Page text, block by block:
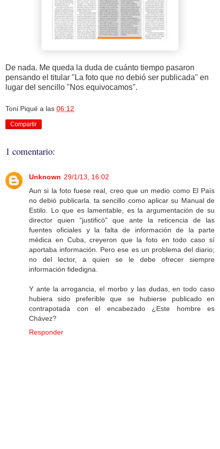
De nada. Me queda la duda de cuánto tiempo pasaron
pensando el titular "La foto que no debió ser publicada" en
lugar del sencillo "Nos equivocamos".
Toni Piqué a las 06:12
Compartir
1 comentario:
Unknown 29/1/13, 16:02
Aun si la foto fuese real, creo que un medio como El País
no debió publicarla. ta sencillo como aplicar su Manual de
Estilo. Lo que es lamentable, es la argumentación de su
director quien "justificò" que ante la reticencia de las
fuentes oficiales y la falta de información de la parte
médica en Cuba, creyeron que la foto en todo caso sí
aportaba información. Pero ese es un problema del diario;
no del lector, a quien se le debe ofrecer siempre
información fidedigna.
Y ante la arrogancia, el morbo y las dudas, en todo caso
hubiera sido preferible que se hubierse publicado en
contrapotada con el encabezado ¿Este hombre es
Chávez?
Responder